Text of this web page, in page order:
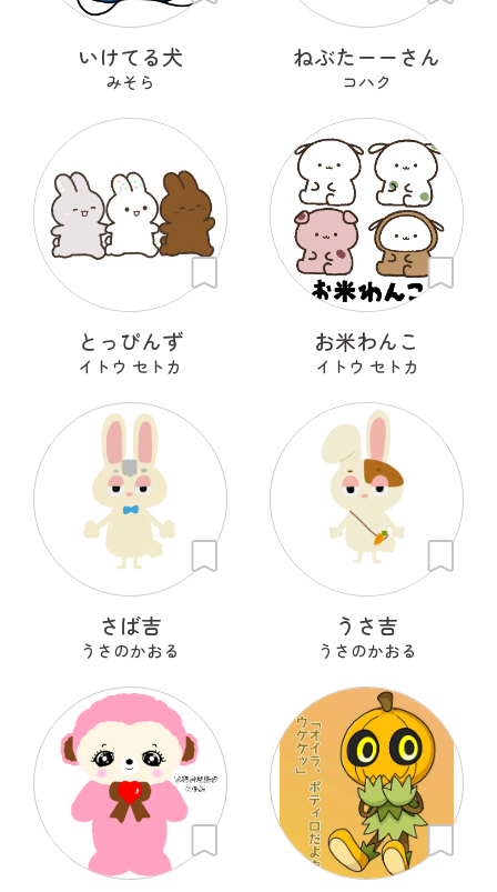
いけてる犬
みそら
ねぶたーーさん
コハク
とっぴんず
イトウ セトカ
お米わんこ
イトウ セトカ
さば吉
うさのかおる
うさ吉
うさのかおる